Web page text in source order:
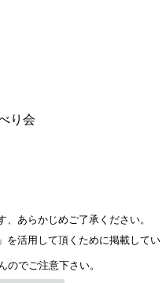
り会
あらかじめご了承ください。
を活用して頂くために掲載してい
でご注意下さい。